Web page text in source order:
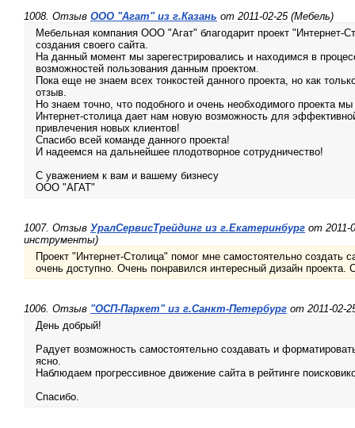
1008. Отзыв ООО "Агат" из г.Казань от 2011-02-25 (Мебель)
Мебельная компания ООО "Агат" благодарит проект "Интернет-
создания своего сайта.
На данный момент мы зарегестрировались и находимся в
возможностей пользования данным проектом.
Пока еще не знаем всех тонкостей данного проекта, но как
отзыв.
Но знаем точно, что подобного и очень необходимого проекта
Интернет-столица дает нам новую возможность для
привлечения новых клиентов!
Спасибо всей команде данного проекта!
И надеемся на дальнейшее плодотворное сотрудничество!
С уважением к вам и вашему бизнесу
ООО "АГАТ"
1007. Отзыв УралСервисТрейдинг из г.Екатеринбург от 2011-
инструменты)
Проект "Интернет-Столица" помог мне самостоятельно создать
очень доступно. Очень понравился интересный дизайн проекта.
1006. Отзыв "ОСП-Паркет" из г.Санкт-Петербург от 2011-02-
День добрый!
Радует возможность самостоятельно создавать и
ясно.
Наблюдаем прогрессивное движение сайта в рейтинге
Спасибо.